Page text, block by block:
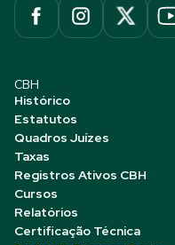
CBH
Histórico
Estatutos
Quadros Juízes
Taxas
Registros Ativos CBH
Cursos
Relatórios
Certificação Técnica